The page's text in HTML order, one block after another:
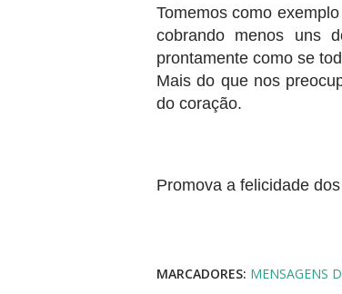
Tomemos como
cobrando menos uns
prontamente como se
Mais do que nos
do coração.
Promova a felicidade
MARCADORES: MENSAGENS